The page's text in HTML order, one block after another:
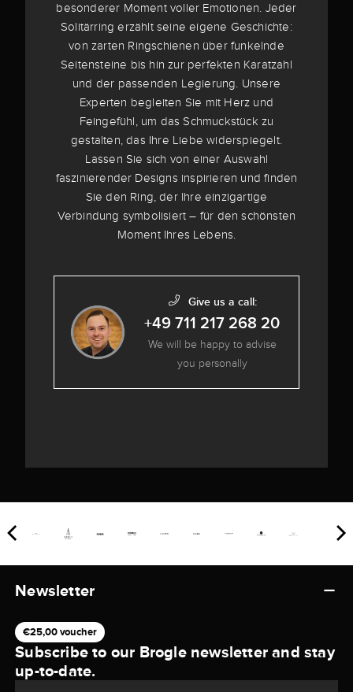
besonderer Moment voller Emotionen. Jeder
Solitärring erzählt seine eigene Geschichte:
von zarten Ringschienen über funkelnde
Seitensteine bis hin zur perfekten Karatzahl
und der passenden Legierung. Unsere
Experten begleiten Sie mit Herz und
Feingefühl, um das Schmuckstück zu
gestalten, das Ihre Liebe widerspiegelt.
Lassen Sie sich von einer Auswahl
faszinierender Designs inspirieren und finden
Sie den Ring, der Ihre einzigartige
Verbindung symbolisiert – für den schönsten
Moment Ihres Lebens.
Give us a call:
+49 711 217 268 20
We will be happy to advise
you personally
Newsletter
€25,00 voucher
Subscribe to our Brogle newsletter and stay
up-to-date.